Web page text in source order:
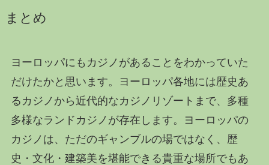
まとめ
ヨーロッパにもカジノがあることをわかっていた
だけたかと思います。ヨーロッパ各地には歴史あ
るカジノから近代的なカジノリゾートまで、多種
多様なランドカジノが存在します。ヨーロッパの
カジノは、ただのギャンブルの場ではなく、歴
史・文化・建築美を堪能できる貴重な場所でもあ